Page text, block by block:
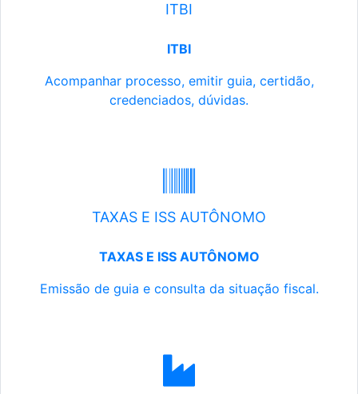
ITBI
ITBI
Acompanhar processo, emitir guia, certidão,
credenciados, dúvidas.
TAXAS E ISS AUTÔNOMO
TAXAS E ISS AUTÔNOMO
Emissão de guia e consulta da situação fiscal.